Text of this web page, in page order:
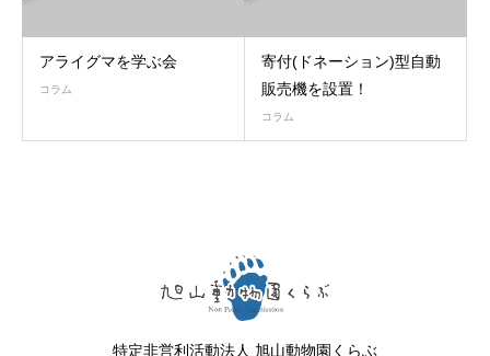
アライグマを学ぶ会
コラム
寄付(ドネーション)型自動
販売機を設置！
コラム
特定非営利活動法人 旭山動物園くらぶ